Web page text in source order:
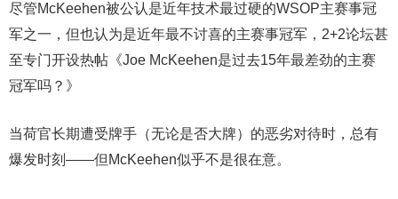
尽管McKeehen被公认是近年技术最过硬的WSOP主赛事冠
军之一，但也认为是近年最不讨喜的主赛事冠军，2+2论坛甚
至专门开设热帖《Joe McKeehen是过去15年最差劲的主赛
冠军吗？》
当荷官长期遭受牌手（无论是否大牌）的恶劣对待时，总有
爆发时刻——但McKeehen似乎不是很在意。